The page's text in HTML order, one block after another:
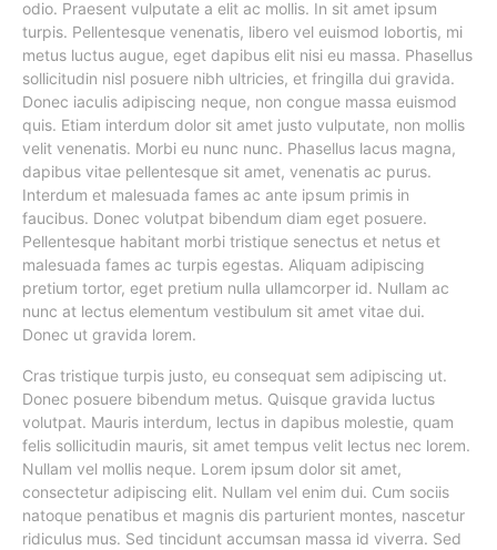
odio. Praesent vulputate a elit ac mollis. In sit amet ipsum
turpis. Pellentesque venenatis, libero vel euismod lobortis, mi
metus luctus augue, eget dapibus elit nisi eu massa. Phasellus
sollicitudin nisl posuere nibh ultricies, et fringilla dui gravida.
Donec iaculis adipiscing neque, non congue massa euismod
quis. Etiam interdum dolor sit amet justo vulputate, non mollis
velit venenatis. Morbi eu nunc nunc. Phasellus lacus magna,
dapibus vitae pellentesque sit amet, venenatis ac purus.
Interdum et malesuada fames ac ante ipsum primis in
faucibus. Donec volutpat bibendum diam eget posuere.
Pellentesque habitant morbi tristique senectus et netus et
malesuada fames ac turpis egestas. Aliquam adipiscing
pretium tortor, eget pretium nulla ullamcorper id. Nullam ac
nunc at lectus elementum vestibulum sit amet vitae dui.
Donec ut gravida lorem.
Cras tristique turpis justo, eu consequat sem adipiscing ut.
Donec posuere bibendum metus. Quisque gravida luctus
volutpat. Mauris interdum, lectus in dapibus molestie, quam
felis sollicitudin mauris, sit amet tempus velit lectus nec lorem.
Nullam vel mollis neque. Lorem ipsum dolor sit amet,
consectetur adipiscing elit. Nullam vel enim dui. Cum sociis
natoque penatibus et magnis dis parturient montes, nascetur
ridiculus mus. Sed tincidunt accumsan massa id viverra. Sed